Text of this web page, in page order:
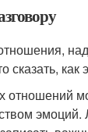
как
отношений